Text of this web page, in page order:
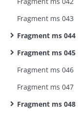
Fragment ms 043
Fragment ms 044
Fragment ms 045
Fragment ms 046
Fragment ms 047
Fragment ms 048